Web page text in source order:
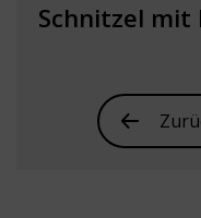
Schnitzel